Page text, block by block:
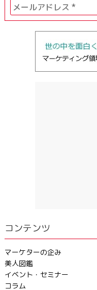
コンテンツ
マーケターの企み
美人図鑑
イベント・セミナー
コラム